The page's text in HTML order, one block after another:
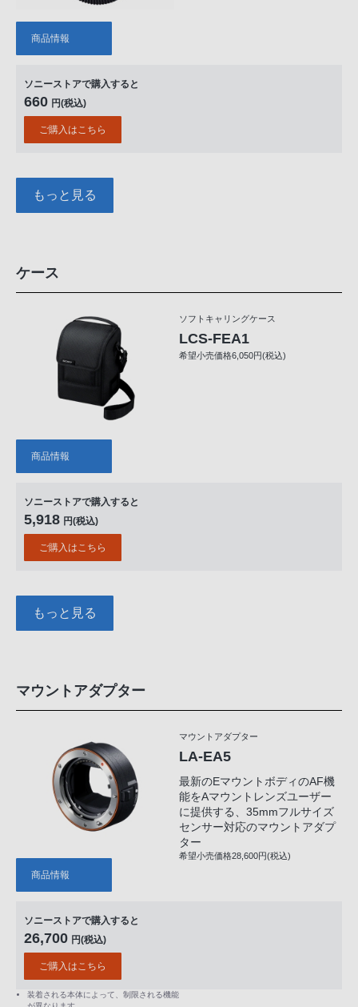
商品情報
ソニーストアで購入すると
660 円(税込)
ご購入はこちら
もっと見る
ケース
ソフトキャリングケース
LCS-FEA1
希望小売価格6,050円(税込)
商品情報
ソニーストアで購入すると
5,918 円(税込)
ご購入はこちら
もっと見る
マウントアダプター
マウントアダプター
LA-EA5
最新のEマウントボディのAF機
能をAマウントレンズユーザー
に提供する、35mmフルサイズ
センサー対応のマウントアダプ
ター
希望小売価格28,600円(税込)
商品情報
ソニーストアで購入すると
26,700 円(税込)
ご購入はこちら
装着される本体によって、制限される機能